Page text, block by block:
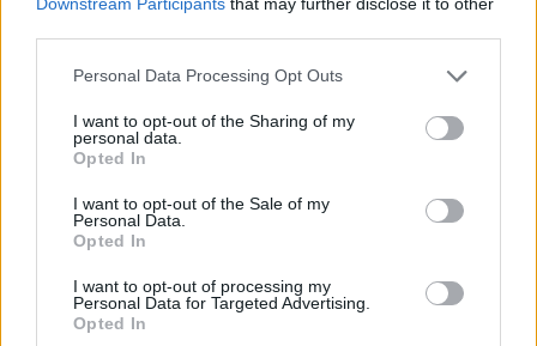
Personal Data Processing Opt Outs
I want to opt-out of the Sharing of my
personal data.
Opted In
I want to opt-out of the Sale of my
Personal Data.
Opted In
I want to opt-out of processing my
Personal Data for Targeted Advertising.
Opted In
változtatásával.A jelen írás nem minősül befektetési
KEDVES OLVASÓNK!
A keresett cikk a portfolio.hu hírarchívumához
tartozik, melynek olvasása előfizetéses
regisztrációhoz kötött.
Portfolio.hu teljes cikkarchívum
Kötéslisták: BÉT elmúlt 2 év napon belüli